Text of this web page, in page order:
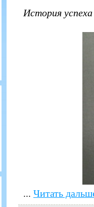
История
... Читать